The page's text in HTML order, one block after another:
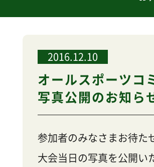
2016.12.10
オールスポーツコ
写真公開のお知ら
参加者のみなさまお待た
大会当日の写真を公開い